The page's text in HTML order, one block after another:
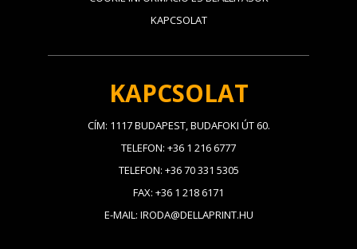
KAPCSOLAT
KAPCSOLAT
CÍM: 1117 BUDAPEST, BUDAFOKI ÚT 60.
TELEFON: +36 1 216 6777
TELEFON: +36 70 331 5305
FAX: +36 1 218 6171
E-MAIL: IRODA@DELLAPRINT.HU